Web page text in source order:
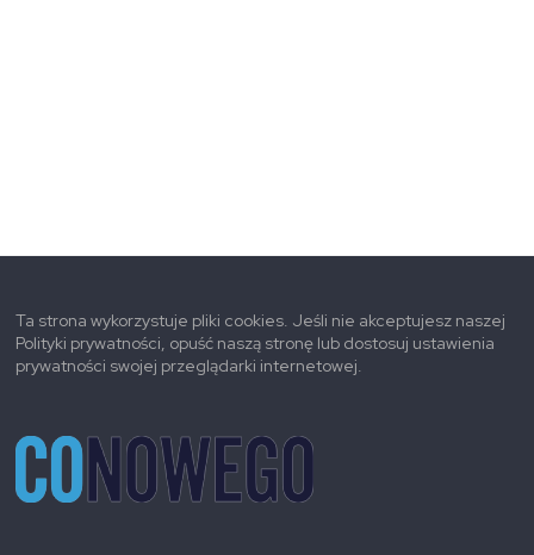
Ta strona wykorzystuje pliki cookies. Jeśli nie akceptujesz naszej
Polityki prywatności, opuść naszą stronę lub dostosuj ustawienia
prywatności swojej przeglądarki internetowej.